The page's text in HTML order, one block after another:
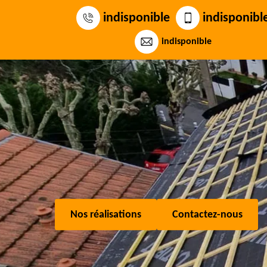
indisponible
indisponible
Nos réalisations Contactez-nous